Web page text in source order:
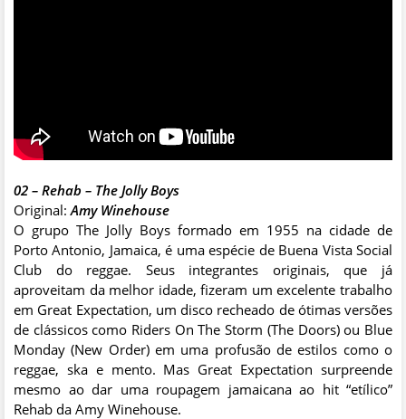
02 – Rehab – The Jolly Boys
Original:Amy Winehouse
O grupo The Jolly Boys formado em 1955 na cidade de
Porto Antonio, Jamaica, é uma espécie de Buena Vista Social
Club do reggae. Seus integrantes originais, que já
aproveitam da melhor idade, fizeram um excelente trabalho
em Great Expectation, um disco recheado de ótimas versões
de clássicos como Riders On The Storm (The Doors) ou Blue
Monday (New Order) em uma profusão de estilos como o
reggae, ska e mento. Mas Great Expectation surpreende
mesmo ao dar uma roupagem jamaicana ao hit “etílico”
Rehab da Amy Winehouse.